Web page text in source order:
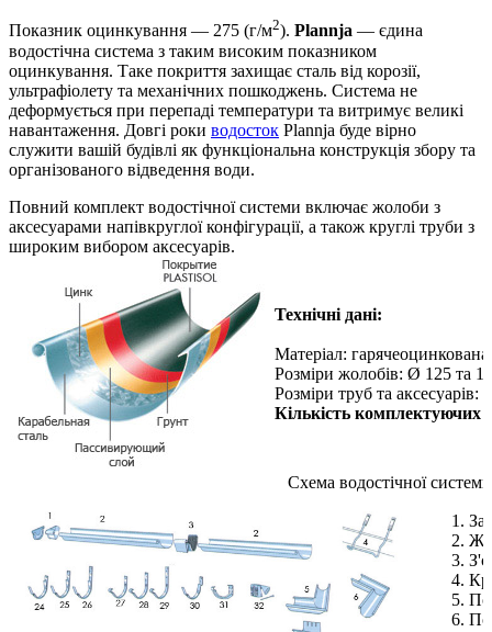
Показник оцинкування — 275 (г/м2). Plannja — єдина
водостічна система з таким високим показником
оцинкування. Таке покриття захищає сталь від корозії,
ультрафіолету та механічних пошкоджень. Система не
деформується при перепаді температури та витримує великі
навантаження. Довгі роки водосток Plannja буде вірно
служити вашій будівлі як функціональна конструкція збору та
організованого відведення води.
Повний комплект водостічної системи включає жолоби з
аксесуарами напівкруглої конфігурації, а також круглі труби з
широким вибором аксесуарів.
Технічні дані:
Матеріал:
Розміри жолобів: Ø 125 та
Розміри труб та
Кількість комплектуючих
Схема водостічної
1.
2.
3.
4.
5.
6.